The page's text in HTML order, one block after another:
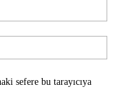
sefere bu tarayıcıya